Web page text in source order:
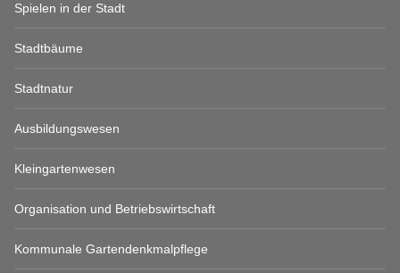
Spielen in der Stadt
Stadtbäume
Stadtnatur
Ausbildungswesen
Kleingartenwesen
Organisation und Betriebswirtschaft
Kommunale Gartendenkmalpflege